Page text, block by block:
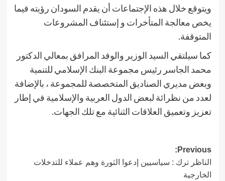
ويتوقع خلال هذه الإجتماعات أن يقدم السودان رؤيته فيما
يخص معالجة المتأخرات و إستئناف المشروعات
المتوقفة.
كما سيلتقي السيد الوزير والوفد المرافق بمعالي الدكتور
محمد الجاسر رئيس مجموعة البنك الإسلامي للتنمية
وبعض مديري الصناديق المتخصصة للمجموعة ، بالإضافة
لعدد من نظرائة لبعض الدول العربية والإسلامية في إطار
تعزيز وتعميق العلاقات الثنائية مع تلك الجهات.
Post
navigation
Previous:
الناظر ترك : سياسيين إدعوا الثورة وهم عملاء للتدخلات
الخارجية